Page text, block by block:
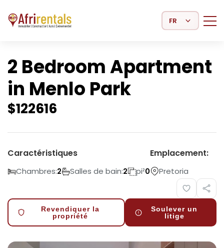
Select Language
2 Bedroom Apartment
in Menlo Park
$122616
Caractéristiques
Chambres:2 Salles de bain:2 pi²0
Emplacement:
Pretoria
Revendiquer la
propriété
Soulever un
litige